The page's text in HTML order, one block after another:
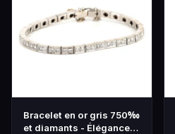
Bracelet en or gris 750‰
et diamants - Élégance